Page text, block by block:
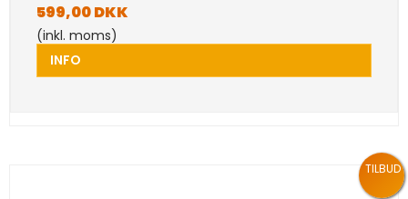
599,00 DKK
(inkl. moms)
INFO
TILBUD